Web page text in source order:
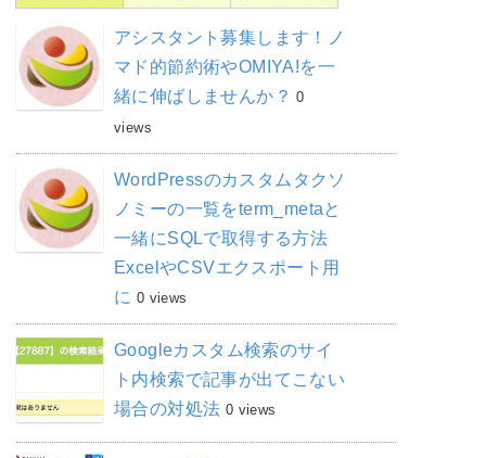
アシスタント募集します！ノ
マド的節約術やOMIYA!を一
緒に伸ばしませんか？ 0
views
WordPressのカスタムタクソ
ノミーの一覧をterm_metaと
一緒にSQLで取得する方法
ExcelやCSVエクスポート用
に 0 views
Googleカスタム検索のサイ
ト内検索で記事が出てこない
場合の対処法 0 views